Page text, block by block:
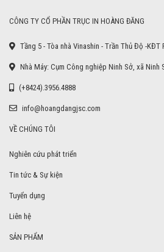
CÔNG TY CỔ PHẦN TRỤC IN HOÀNG ĐĂNG
Tầng 5 - Tòa nhà Vinashin - Trần Thủ Độ -KĐT
Nhà Máy: Cụm Công nghiệp Ninh Sở, xã Ninh
(+8424).3956.4888
info@hoangdangjsc.com
VỀ CHÚNG TÔI
Nghiên cứu phát triển
Tin tức & Sự kiện
Tuyển dụng
Liên hệ
SẢN PHẨM